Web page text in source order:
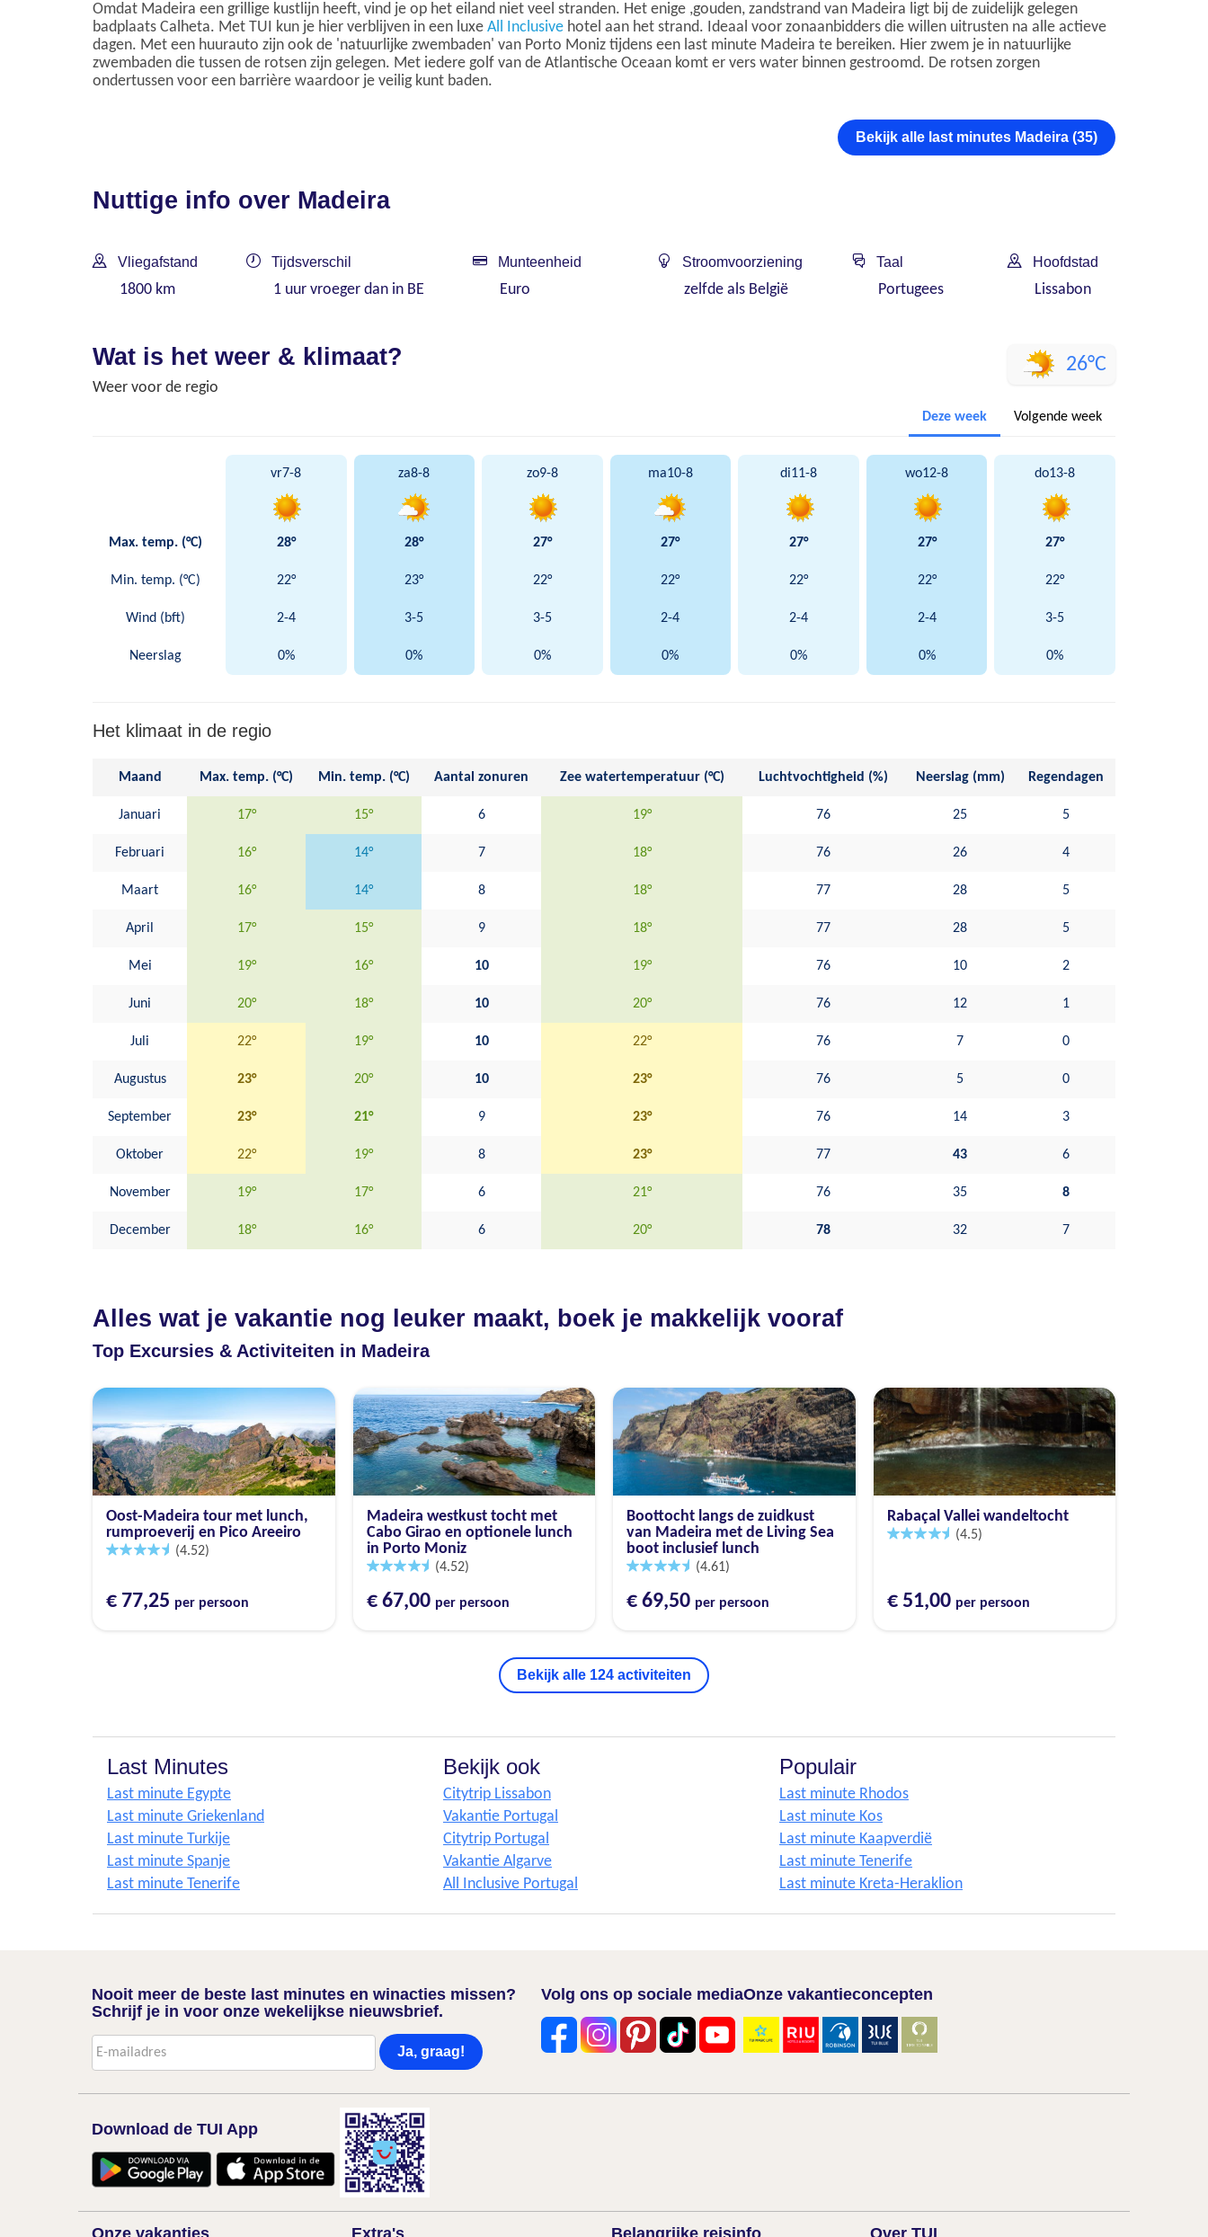
Omdat Madeira een grillige kustlijn heeft, vind je op het eiland niet veel stranden. Het enige ,gouden, zandstrand van Madeira ligt bij de zuidelijk gelegen
badplaats Calheta. Met TUI kun je hier verblijven in een luxe All Inclusive hotel aan het strand. Ideaal voor zonaanbidders die willen uitrusten na alle actieve
dagen. Met een huurauto zijn ook de 'natuurlijke zwembaden' van Porto Moniz tijdens een last minute Madeira te bereiken. Hier zwem je in natuurlijke
zwembaden die tussen de rotsen zijn gelegen. Met iedere golf van de Atlantische Oceaan komt er vers water binnen gestroomd. De rotsen zorgen
ondertussen voor een barrière waardoor je veilig kunt baden.
Bekijk alle last minutes Madeira (35)
Nuttige info over Madeira
Vliegafstand
1800 km
Tijdsverschil
1 uur vroeger dan in BE
Munteenheid
Euro
Stroomvoorziening
zelfde als België
Taal
Portugees
Hoofdstad
Lissabon
Wat is het weer & klimaat?
Weer voor de regio
26°C
Deze week Volgende week
vr7-8 za8-8 zo9-8 ma10-8 di11-8 wo12-8 do13-8
Max. temp. (°C) 28° 28° 27° 27° 27° 27° 27°
Min. temp. (°C) 22° 23° 22° 22° 22° 22° 22°
Wind (bft) 2-4 3-5 3-5 2-4 2-4 2-4 3-5
Neerslag 0% 0% 0% 0% 0% 0% 0%
Het klimaat in de regio
Maand Max. temp. (°C) Min. temp. (°C) Aantal zonuren Zee watertemperatuur (°C) Luchtvochtigheid (%) Neerslag (mm) Regendagen
Januari 17° 15° 6 19° 76 25 5
Februari 16° 14° 7 18° 76 26 4
Maart 16° 14° 8 18° 77 28 5
April 17° 15° 9 18° 77 28 5
Mei 19° 16° 10 19° 76 10 2
Juni 20° 18° 10 20° 76 12 1
Juli 22° 19° 10 22° 76 7 0
Augustus 23° 20° 10 23° 76 5 0
September 23° 21° 9 23° 76 14 3
Oktober 22° 19° 8 23° 77 43 6
November 19° 17° 6 21° 76 35 8
December 18° 16° 6 20° 78 32 7
Alles wat je vakantie nog leuker maakt, boek je makkelijk vooraf
Top Excursies & Activiteiten in Madeira
Oost-Madeira tour met lunch,
rumproeverij en Pico Areeiro
(4.52)
€ 77,25 per persoon
Madeira westkust tocht met
Cabo Girao en optionele lunch
in Porto Moniz
(4.52)
€ 67,00 per persoon
Boottocht langs de zuidkust
van Madeira met de Living Sea
boot inclusief lunch
(4.61)
€ 69,50 per persoon
Rabaçal Vallei wandeltocht
(4.5)
€ 51,00 per persoon
Bekijk alle 124 activiteiten
Last Minutes
Last minute Egypte
Last minute Griekenland
Last minute Turkije
Last minute Spanje
Last minute Tenerife
Bekijk ook
Citytrip Lissabon
Vakantie Portugal
Citytrip Portugal
Vakantie Algarve
All Inclusive Portugal
Populair
Last minute Rhodos
Last minute Kos
Last minute Kaapverdië
Last minute Tenerife
Last minute Kreta-Heraklion
Nooit meer de beste last minutes en winacties missen?
Schrijf je in voor onze wekelijkse nieuwsbrief.
Ja, graag!
Volg ons op sociale mediaOnze vakantieconcepten
Download de TUI App
Onze vakanties Extra's Belangrijke reisinfo Over TUI